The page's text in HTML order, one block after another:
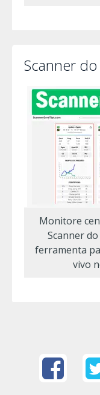
Scanner
Monitore
Scanner
ferramenta
vivo